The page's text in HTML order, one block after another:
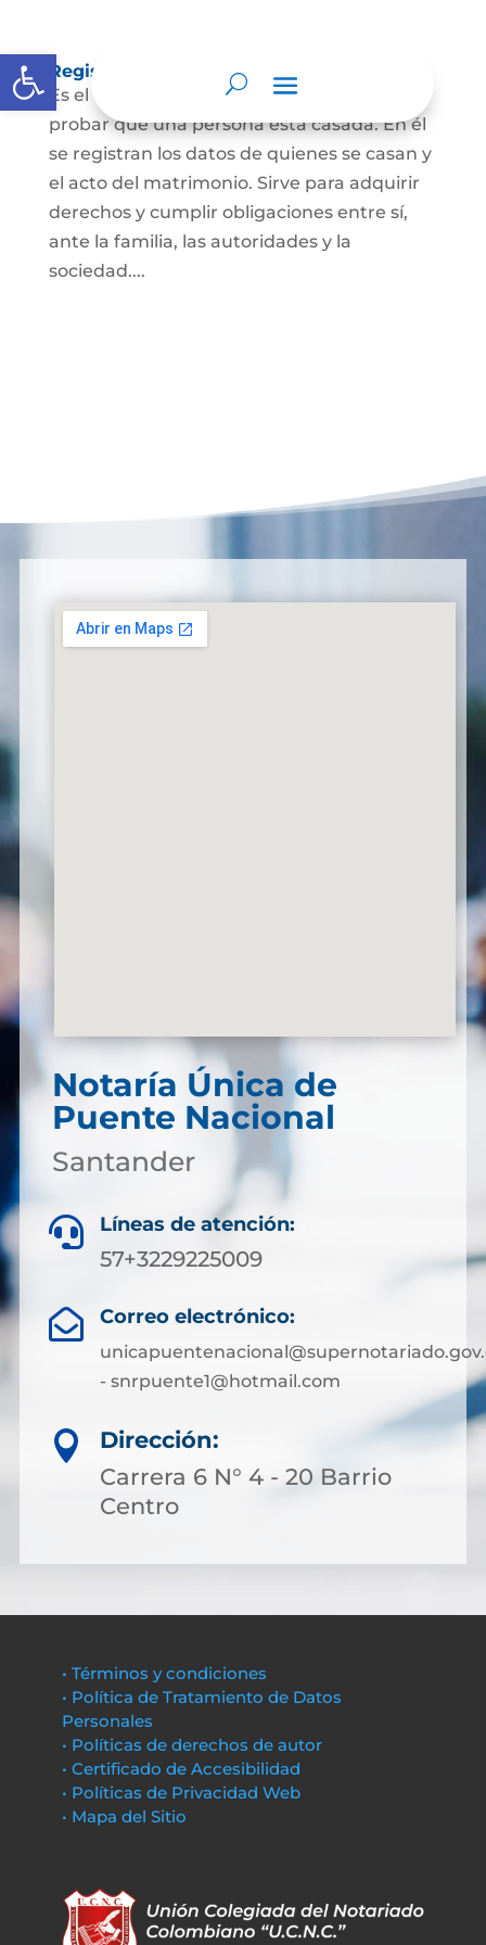
Abrir barra de herramientas
Registro Civil de Matrimonio
Es el documento público necesario para
probar que una persona está casada. En él
se registran los datos de quienes se casan y
el acto del matrimonio. Sirve para adquirir
derechos y cumplir obligaciones entre sí,
ante la familia, las autoridades y la
sociedad....
Notaría Única de
Puente Nacional
Santander
 Líneas de atención:
57+3229225009
 Correo electrónico:
- snrpuente1@hotmail.com

Dirección:
Carrera 6 N° 4 - 20 Barrio
Centro
• Términos y condiciones
• Política de Tratamiento de Datos
Personales
• Políticas de derechos de autor
• Certificado de Accesibilidad
• Políticas de Privacidad Web
• Mapa del Sitio